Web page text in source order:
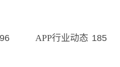
APP行业动态 185